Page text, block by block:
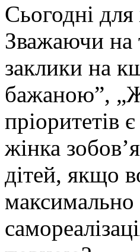
Сьогодні
Зважаючи на
заклики на
бажаною”,
пріоритетів
жінка
дітей, якщо
максимально